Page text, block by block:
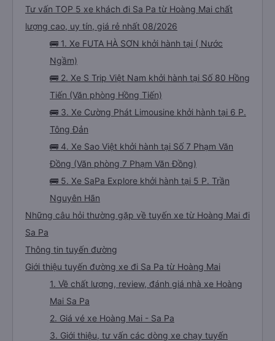
Tư vấn TOP 5 xe khách đi Sa Pa từ Hoàng Mai chất
lượng cao, uy tín, giá rẻ nhất 08/2026
🚌 1. Xe FUTA HÀ SƠN khởi hành tại ( Nước
Ngầm)
🚌 2. Xe S Trip Việt Nam khởi hành tại Số 80 Hồng
Tiến (Văn phòng Hồng Tiến)
🚌 3. Xe Cường Phát Limousine khởi hành tại 6 P.
Tông Đản
🚌 4. Xe Sao Việt khởi hành tại Số 7 Phạm Văn
Đồng (Văn phòng 7 Phạm Văn Đồng)
🚌 5. Xe SaPa Explore khởi hành tại 5 P. Trần
Nguyên Hãn
Những câu hỏi thường gặp về tuyến xe từ Hoàng Mai đi
Sa Pa
Thông tin tuyến đường
Giới thiệu tuyến đường xe đi Sa Pa từ Hoàng Mai
1. Về chất lượng, review, đánh giá nhà xe Hoàng
Mai Sa Pa
2. Giá vé xe Hoàng Mai - Sa Pa
3. Giới thiệu, tư vấn các dòng xe chạy tuyến